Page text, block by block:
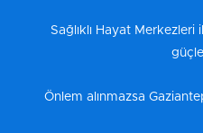
Sağlıklı Hayat
Önlem alınmazsa